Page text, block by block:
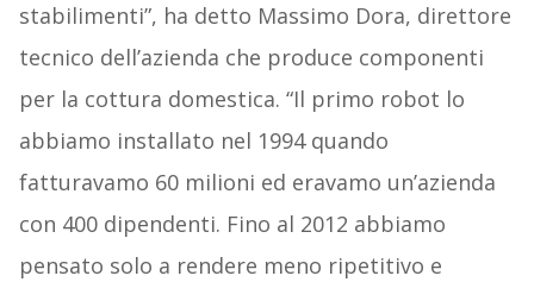
stabilimenti”, ha detto Massimo Dora, direttore
tecnico dell’azienda che produce componenti
per la cottura domestica. “Il primo robot lo
abbiamo installato nel 1994 quando
fatturavamo 60 milioni ed eravamo un’azienda
con 400 dipendenti. Fino al 2012 abbiamo
pensato solo a rendere meno ripetitivo e